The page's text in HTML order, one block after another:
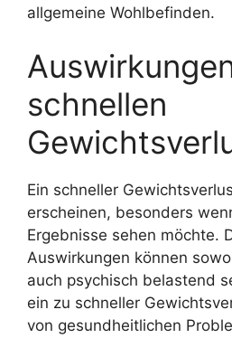
allgemeine Wohlbefinden.
schnellen
Ein schneller
erscheinen, besonders
Ergebnisse sehen möchte.
Auswirkungen können
auch psychisch belastend
ein zu schneller
von gesundheitlichen